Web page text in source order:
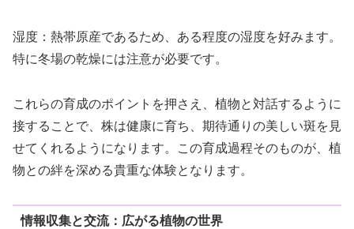
湿度：熱帯原産であるため、ある程度の湿度を好みます。
特に冬場の乾燥には注意が必要です。
これらの育成のポイントを押さえ、植物と対話するように
接することで、株は健康に育ち、期待通りの美しい斑を見
せてくれるようになります。この育成過程そのものが、植
物との絆を深める貴重な体験となります。
情報収集と交流：広がる植物の世界